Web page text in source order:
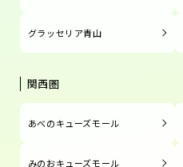
グラッセリア青山
関西圏
あべのキューズモール
みのおキューズモール